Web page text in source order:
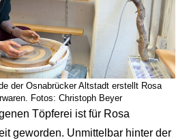
der Osnabrücker Altstadt erstellt Rosa
Fotos: Christoph Beyer
Töpferei ist für Rosa
geworden. Unmittelbar hinter der